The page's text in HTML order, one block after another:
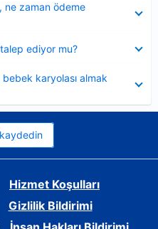
ne zaman ödeme
ediyor mu?
karyolası almak
Hizmet Koşulları
Gizlilik Bildirimi